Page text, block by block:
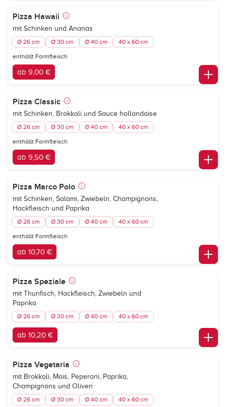
Pizza Hawaii
mit Schinken und Ananas
Ø 26 cm Ø 30 cm Ø 40 cm 40 x 60 cm
enthällt Formfleisch
ab 9,00 €
Pizza Classic
mit Schinken, Brokkoli und Sauce hollandaise
Ø 26 cm Ø 30 cm Ø 40 cm 40 x 60 cm
enthällt Formfleisch
ab 9,50 €
Pizza Marco Polo
mit Schinken, Salami, Zwiebeln, Champignons,
Hackfleisch und Paprika
Ø 26 cm Ø 30 cm Ø 40 cm 40 x 60 cm
enthällt Formfleisch
ab 10,70 €
Pizza Speziale
mit Thunfisch, Hackfleisch, Zwiebeln und
Paprika
Ø 26 cm Ø 30 cm Ø 40 cm 40 x 60 cm
ab 10,20 €
Pizza Vegetaria
mit Brokkoli, Mais, Peperoni, Paprika,
Champignons und Oliven
Ø 26 cm Ø 30 cm Ø 40 cm 40 x 60 cm